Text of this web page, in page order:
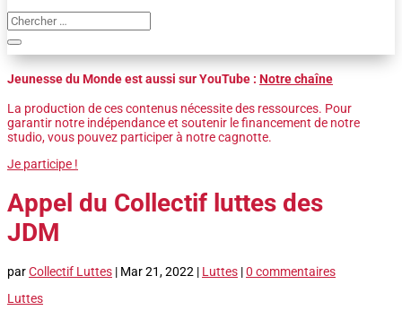
Jeunesse du Monde est aussi sur YouTube : Notre chaîne
La production de ces contenus nécessite des ressources. Pour
garantir notre indépendance et soutenir le financement de notre
studio, vous pouvez participer à notre cagnotte.
Je participe !
Appel du Collectif luttes des
JDM
parCollectif Luttes | Mar 21, 2022 | Luttes |0 commentaires
Luttes